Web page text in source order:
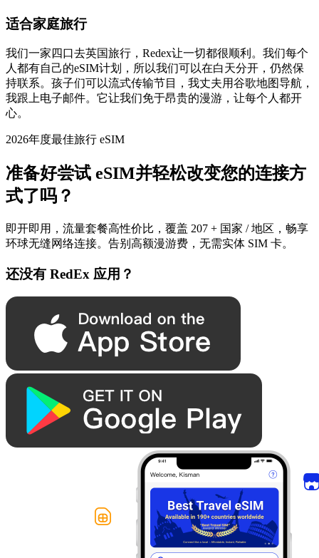
适合家庭旅行
我们一家四口去英国旅行，Redex让一切都很顺利。我们每个
人都有自己的eSIM计划，所以我们可以在白天分开，仍然保
持联系。孩子们可以流式传输节目，我丈夫用谷歌地图导航，
我跟上电子邮件。它让我们免于昂贵的漫游，让每个人都开
心。
2026年度最佳旅行 eSIM
准备好尝试 eSIM并轻松改变您的连接方
式了吗？
即开即用，流量套餐高性价比，覆盖 207 + 国家 / 地区，畅享
环球无缝网络连接。告别高额漫游费，无需实体 SIM 卡。
还没有 RedEx 应用？